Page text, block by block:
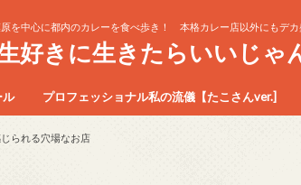
を中心に都内のカレーを食べ歩き！ 本格カレー店以外にもデ
きに生きたらいいじゃ
ル プロフェッショナル私の流儀【たこさんver.]
られる穴場なお店